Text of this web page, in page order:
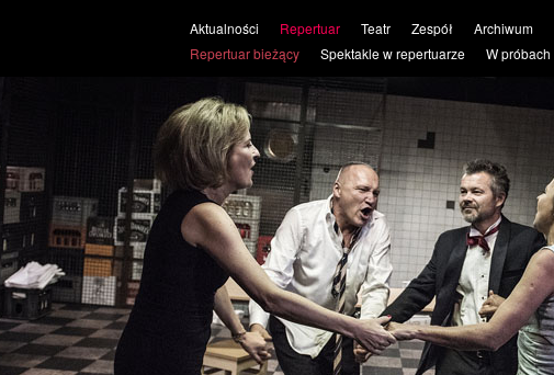
Aktualności
Repertuar
Repertuar bieżący
Spektakle w repertuarze W próbach
Teatr Zespół Archiwum